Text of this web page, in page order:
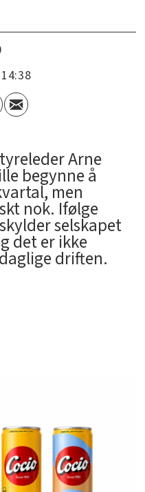
Arne
begynne å
men
nok. Ifølge
selskapet
det er ikke
driften.